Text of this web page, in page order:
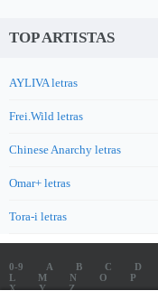
TOP ARTISTAS
AYLIVA letras
Frei.Wild letras
Chinese Anarchy letras
Omar+ letras
Tora-i letras
0-9 A B C D
L
M N O P
X
Y Z